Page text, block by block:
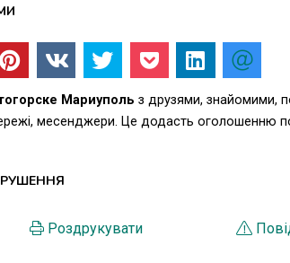
Мариуполь з друзями, знайомими,
месенджери. Це додасть оголошенню
Роздрукувати